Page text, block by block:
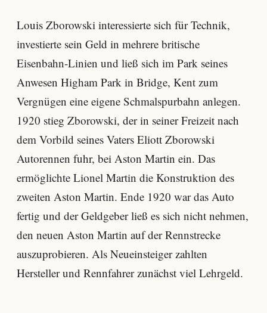
Louis Zborowski interessierte sich für Technik,
investierte sein Geld in mehrere britische
Eisenbahn-Linien und ließ sich im Park seines
Anwesen Higham Park in Bridge, Kent zum
Vergnügen eine eigene Schmalspurbahn anlegen.
1920 stieg Zborowski, der in seiner Freizeit nach
dem Vorbild seines Vaters Eliott Zborowski
Autorennen fuhr, bei Aston Martin ein. Das
ermöglichte Lionel Martin die Konstruktion des
zweiten Aston Martin. Ende 1920 war das Auto
fertig und der Geldgeber ließ es sich nicht nehmen,
den neuen Aston Martin auf der Rennstrecke
auszuprobieren. Als Neueinsteiger zahlten
Hersteller und Rennfahrer zunächst viel Lehrgeld.